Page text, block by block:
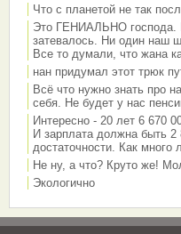
Что с планетой не так
Это ГЕНИАЛЬНО господа.
затевалось. Ни один наш
Все то думали, что жана
нан придумал этот трюк
Всё что нужно знать про
себя. Не будет у нас
Интересно - 20 лет 6 670
И зарплата должна быть 2
достаточности. Как
Не ну, а что? Круто же!
Экологично